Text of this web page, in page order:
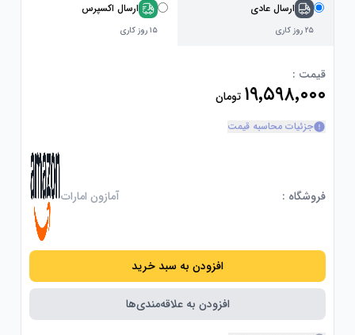
ارسال عادی
۲۵ روز کاری
ارسال اکسپرس
۱۵ روز کاری
قیمت :
۱۹٬۵۹۸٬۰۰۰ تومان
جزئیات محاسبه قیمت
فروشگاه : آمازون امارات
افزودن به سبد خرید
افزودن به علاقه‌مندی‌ها